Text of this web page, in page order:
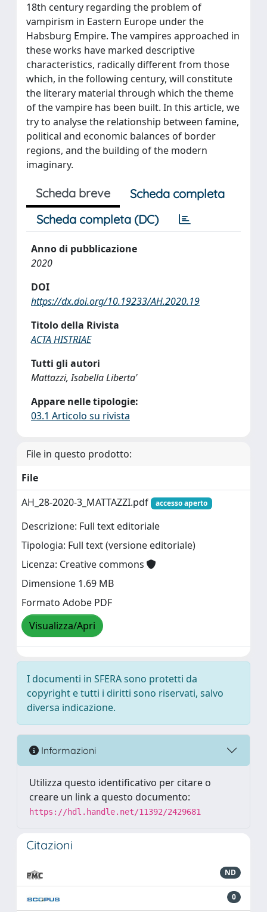
18th century regarding the problem of
vampirism in Eastern Europe under the
Habsburg Empire. The vampires approached in
these works have marked descriptive
characteristics, radically different from those
which, in the following century, will constitute
the literary material through which the theme
of the vampire has been built. In this article, we
try to analyse the relationship between famine,
political and economic balances of border
regions, and the building of the modern
imaginary.
Scheda breve
Scheda completa
Scheda completa (DC)
Anno di pubblicazione
2020
DOI
https://dx.doi.org/10.19233/AH.2020.19
Titolo della Rivista
ACTA HISTRIAE
Tutti gli autori
Mattazzi, Isabella Liberta'
Appare nelle tipologie:
03.1 Articolo su rivista
File in questo prodotto:
File
AH_28-2020-3_MATTAZZI.pdf
accesso aperto
Descrizione: Full text editoriale
Tipologia: Full text (versione editoriale)
Licenza: Creative commons
Dimensione 1.69 MB
Formato Adobe PDF
Visualizza/Apri
I documenti in SFERA sono protetti da
copyright e tutti i diritti sono riservati, salvo
diversa indicazione.
Informazioni
Utilizza questo identificativo per citare o
creare un link a questo documento:
https://hdl.handle.net/11392/2429681
Citazioni
ND
0